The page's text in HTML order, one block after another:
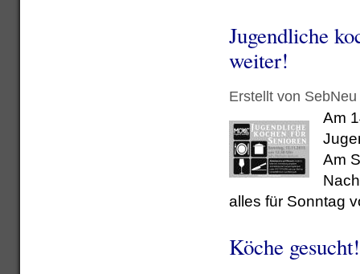
Jugendliche
weiter!
Erstellt von
Am
Am
alles für Sonntag
Köche gesucht!